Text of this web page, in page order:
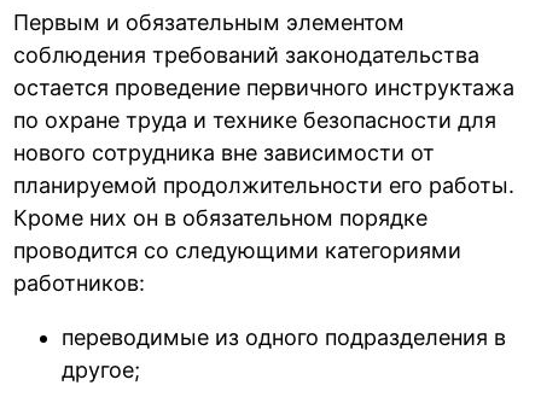
Первым и обязательным элементом
соблюдения требований законодательства
остается проведение первичного инструктажа
по охране труда и технике безопасности для
нового сотрудника вне зависимости от
планируемой продолжительности его работы.
Кроме них он в обязательном порядке
проводится со следующими категориями
работников:
переводимые из одного подразделения в
другое;